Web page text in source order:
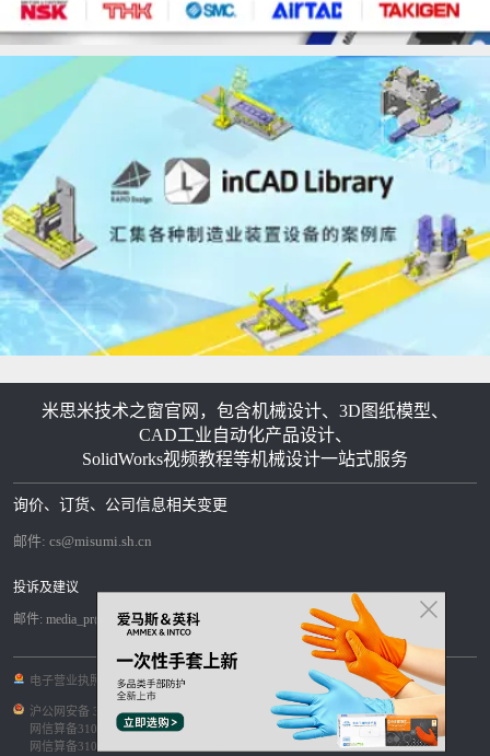
米思米技术之窗官网，包含机械设计、3D图纸模型、
CAD工业自动化产品设计、
SolidWorks视频教程等机械设计一站式服务
询价、订货、公司信息相关变更
邮件: cs@misumi.sh.cn
投诉及建议
邮件: media_pr@misumi.sh.cn
电子营业执照 |沪ICP备11004012号-8
沪公网安备 31012002004099号
网信算备310120358903802230013号
网信算备310120358903804230015号